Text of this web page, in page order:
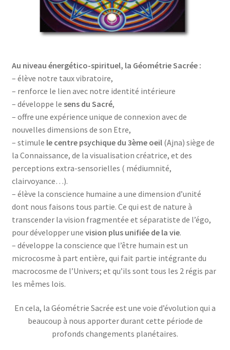
Au niveau énergético-spirituel, la Géométrie Sacrée :
– élève notre taux vibratoire,
– renforce le lien avec notre identité intérieure
– développe le sens du Sacré,
– offre une expérience unique de connexion avec de
nouvelles dimensions de son Etre,
– stimule le centre psychique du 3ème oeil(Ajna) siège de
la Connaissance, de la visualisation créatrice, et des
perceptions extra-sensorielles ( médiumnité,
clairvoyance…).
– élève la conscience humaine a une dimension d’unité
dont nous faisons tous partie. Ce qui est de nature à
transcender la vision fragmentée et séparatiste de l’égo,
pour développer une vision plus unifiée de la vie.
– développe la conscience que l’être humain est un
microcosme à part entière, qui fait partie intégrante du
macrocosme de l’Univers; et qu’ils sont tous les 2 régis par
les mêmes lois.
En cela, la Géométrie Sacrée est une voie d’évolution qui a
beaucoup à nous apporter durant cette période de
profonds changements planétaires.